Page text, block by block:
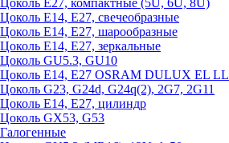
Цоколь Е27, компактные (5U, 6U, 8U)
Цоколь Е14, Е27, свечеобразные
Цоколь Е14, Е27, шарообразные
Цоколь Е14, Е27, зеркальные
Цоколь GU5.3, GU10
Цоколь Е14, Е27 OSRAM DULUX EL LL
Цоколь G23, G24d, G24q(2), 2G7, 2G11
Цоколь Е14, Е27, цилиндр
Цоколь GX53, G53
Галогенные